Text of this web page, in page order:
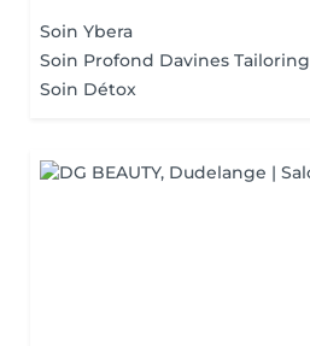
Soin Ybera
Soin Profond Davines Tailoring
Soin Détox